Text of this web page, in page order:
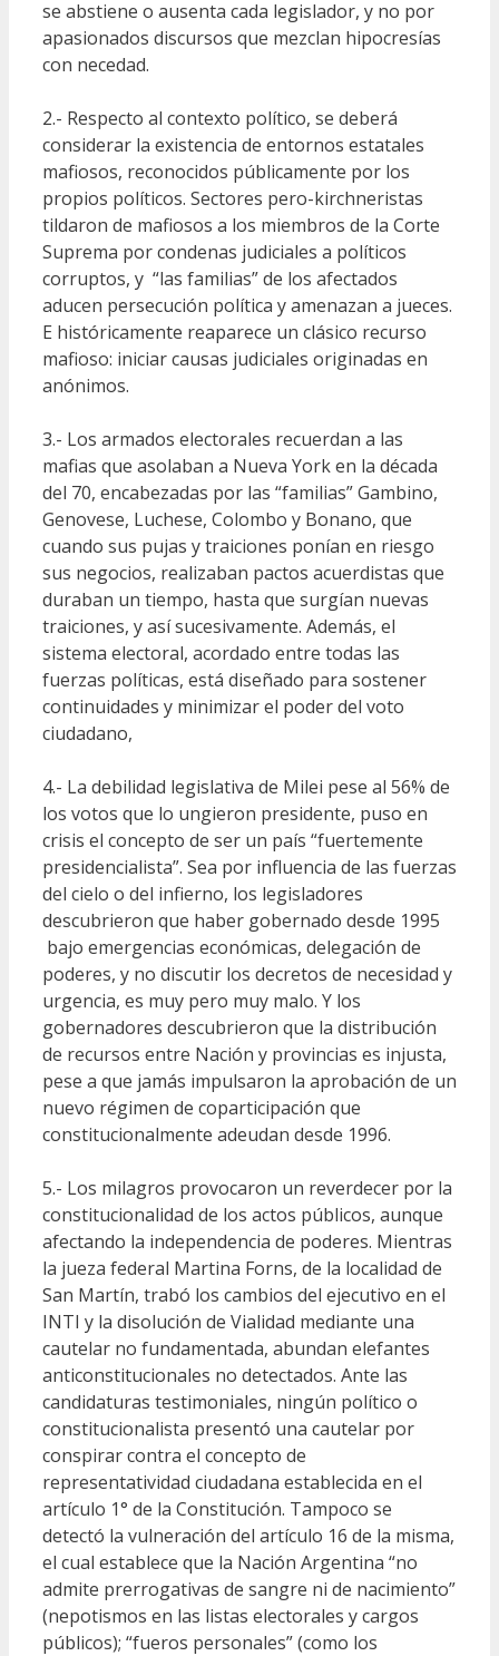
se abstiene o ausenta cada legislador, y no por
apasionados discursos que mezclan hipocresías
con necedad.
2.- Respecto al contexto político, se deberá
considerar la existencia de entornos estatales
mafiosos, reconocidos públicamente por los
propios políticos. Sectores pero-kirchneristas
tildaron de mafiosos a los miembros de la Corte
Suprema por condenas judiciales a políticos
corruptos, y “las familias” de los afectados
aducen persecución política y amenazan a jueces.
E históricamente reaparece un clásico recurso
mafioso: iniciar causas judiciales originadas en
anónimos.
3.- Los armados electorales recuerdan a las
mafias que asolaban a Nueva York en la década
del 70, encabezadas por las “familias” Gambino,
Genovese, Luchese, Colombo y Bonano, que
cuando sus pujas y traiciones ponían en riesgo
sus negocios, realizaban pactos acuerdistas que
duraban un tiempo, hasta que surgían nuevas
traiciones, y así sucesivamente. Además, el
sistema electoral, acordado entre todas las
fuerzas políticas, está diseñado para sostener
continuidades y minimizar el poder del voto
ciudadano,
4.- La debilidad legislativa de Milei pese al 56% de
los votos que lo ungieron presidente, puso en
crisis el concepto de ser un país “fuertemente
presidencialista”. Sea por influencia de las fuerzas
del cielo o del infierno, los legisladores
descubrieron que haber gobernado desde 1995
bajo emergencias económicas, delegación de
poderes, y no discutir los decretos de necesidad y
urgencia, es muy pero muy malo. Y los
gobernadores descubrieron que la distribución
de recursos entre Nación y provincias es injusta,
pese a que jamás impulsaron la aprobación de un
nuevo régimen de coparticipación que
constitucionalmente adeudan desde 1996.
5.- Los milagros provocaron un reverdecer por la
constitucionalidad de los actos públicos, aunque
afectando la independencia de poderes. Mientras
la jueza federal Martina Forns, de la localidad de
San Martín, trabó los cambios del ejecutivo en el
INTI y la disolución de Vialidad mediante una
cautelar no fundamentada, abundan elefantes
anticonstitucionales no detectados. Ante las
candidaturas testimoniales, ningún político o
constitucionalista presentó una cautelar por
conspirar contra el concepto de
representatividad ciudadana establecida en el
artículo 1° de la Constitución. Tampoco se
detectó la vulneración del artículo 16 de la misma,
el cual establece que la Nación Argentina “no
admite prerrogativas de sangre ni de nacimiento”
(nepotismos en las listas electorales y cargos
públicos); “fueros personales” (como los